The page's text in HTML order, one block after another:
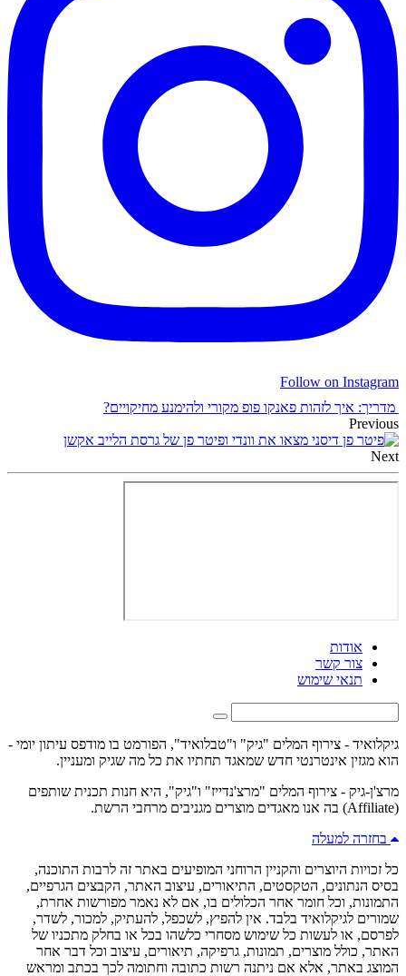
Follow on Instagram
מדריך: איך לזהות פאנקו פופ מקורי ולהימנע מחיקויים?
Previous
דיסני מצאו את וונדי ופיטר פן של גרסת הלייב אקשן
Next
אודות
צור קשר
תנאי שימוש
גיקלואיד - צירוף המלים "גיק" ו"טבלואיד", הפורמט בו מודפס עיתון יומי -
הוא מגזין אינטרנטי חדש שמאגד תחתיו את כל מה שגיק ומעניין.
מרצ'ן-גיק - צירוף המלים "מרצ'נדייז" ו"גיק", היא חנות תכנית שותפים
(Affiliate) בה אנו מאגדים מוצרים מגניבים מרחבי הרשת.
בחזרה למעלה
כל זכויות היוצרים והקניין הרוחני המופיעים באתר זה לרבות התוכנה,
בסיס הנתונים, הטקסטים, התיאורים, עיצוב האתר, הקבצים הגרפיים,
התמונות, וכל חומר אחר הכלולים בו, אם לא נאמר מפורשות אחרת,
שמורים לגיקלואיד בלבד. אין להפיץ, לשכפל, להעתיק, למכור, לשדר,
לפרסם, או לעשות כל שימוש מסחרי כלשהו בכל או בחלק מתכניו של
האתר, כולל מוצרים, תמונות, גרפיקה, תיאורים, עיצוב וכל דבר אחר
המוצג באתר, אלא אם ניתנה רשות כתובה וחתומה לכך בכתב ומראש